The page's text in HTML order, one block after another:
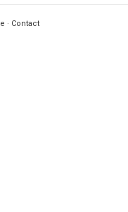
· Contact